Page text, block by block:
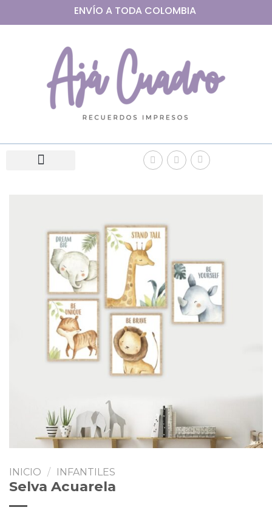
ENVÍO A TODA COLOMBIA
INICIO / INFANTILES
Selva Acuarela